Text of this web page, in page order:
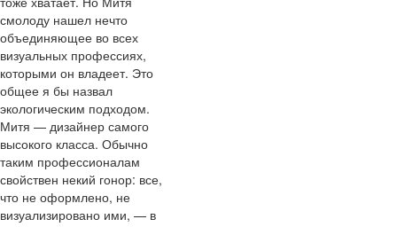
смолоду нашел нечто
объединяющее во всех
визуальных профессиях,
которыми он владеет. Это
общее я бы назвал
экологическим подходом.
Митя — дизайнер самого
высокого класса. Обычно
таким профессионалам
свойствен некий гонор: все,
что не оформлено, не
визуализировано ими, — в